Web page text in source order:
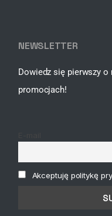
NEWSLETTER
Dowiedz się pierwszy
promocjach!
Akceptuję politykę